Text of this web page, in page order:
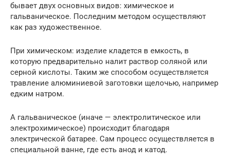
бывает двух основных видов: химическое и
гальваническое. Последним методом осуществляют
как раз художественное.
При химическом: изделие кладется в емкость, в
которую предварительно налит раствор соляной или
серной кислоты. Таким же способом осуществляется
травление алюминиевой заготовки щелочью, например
едким натром.
А гальваническое (иначе — электролитическое или
электрохимическое) происходит благодаря
электрической батарее. Сам процесс осуществляется в
специальной ванне, где есть анод и катод.